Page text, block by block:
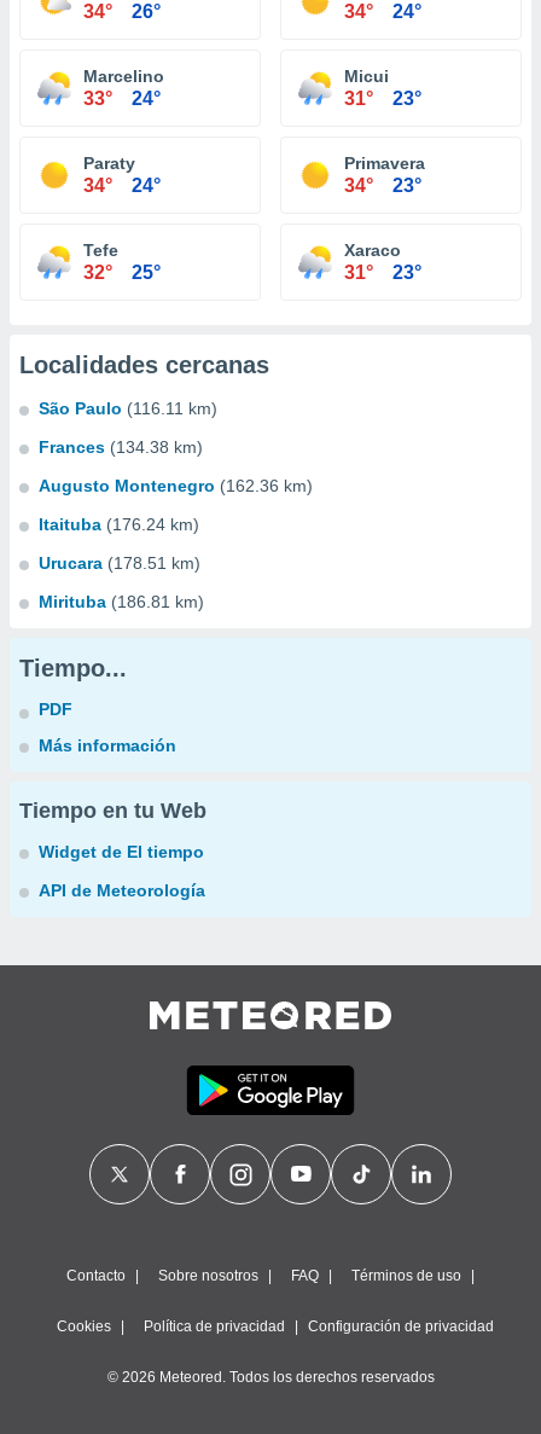
34° 26° 34° 24°
Marcelino
33° 24°
Micui
31° 23°
Paraty
34° 24°
Primavera
34° 23°
Tefe
32° 25°
Xaraco
31° 23°
Localidades cercanas
São Paulo (116.11 km)
Frances (134.38 km)
Augusto Montenegro (162.36 km)
Itaituba (176.24 km)
Urucara (178.51 km)
Mirituba (186.81 km)
Tiempo...
PDF
Más información
Tiempo en tu Web
Widget de El tiempo
API de Meteorología
Contacto Sobre nosotros FAQ Términos de uso
Cookies Política de privacidad Configuración de privacidad
© 2026 Meteored. Todos los derechos reservados